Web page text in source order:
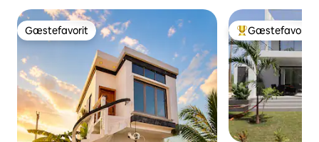
Gæstefavorit
Gæstefavorit Bedste
Gæstefavorit